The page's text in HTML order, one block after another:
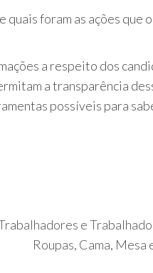
foram as ações que
a respeito dos
a transparência
possíveis para
e
Roupas, Cama,